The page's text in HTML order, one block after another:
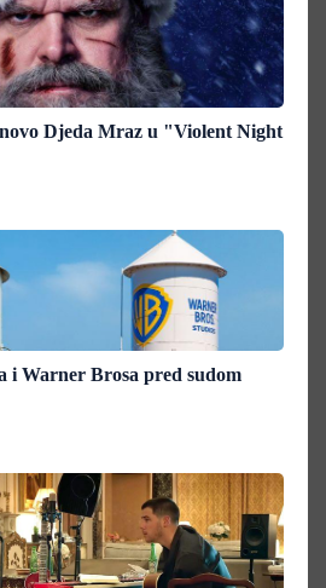
Djeda Mraz u "Violent Night
i Warner Brosa pred sudom